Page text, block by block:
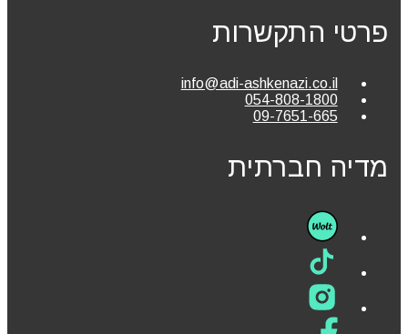
פרטי התקשרות
info@adi-ashkenazi.co.il
054-808-1800
09-7651-665
מדיה חברתית